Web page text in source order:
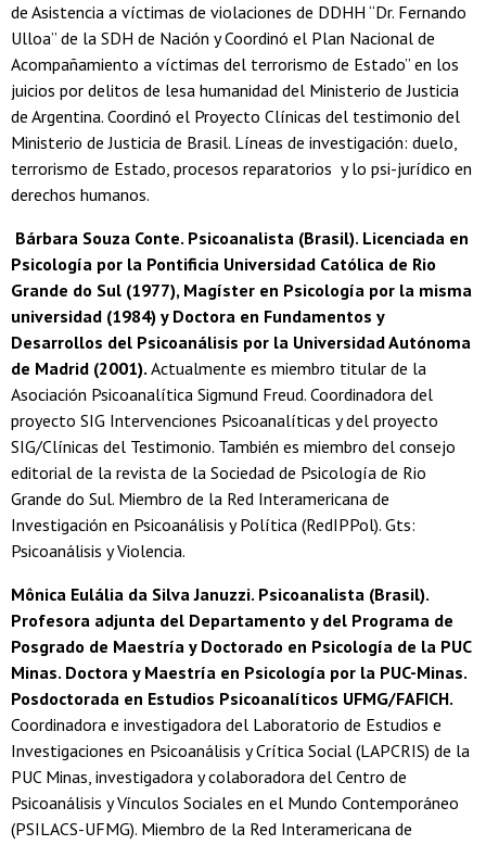
de Asistencia a víctimas de violaciones de DDHH “Dr. Fernando
Ulloa” de la SDH de Nación y Coordinó el Plan Nacional de
Acompañamiento a víctimas del terrorismo de Estado” en los
juicios por delitos de lesa humanidad del Ministerio de Justicia
de Argentina. Coordinó el Proyecto Clínicas del testimonio del
Ministerio de Justicia de Brasil. Líneas de investigación: duelo,
terrorismo de Estado, procesos reparatorios y lo psi-jurídico en
derechos humanos.
Bárbara Souza Conte. Psicoanalista (Brasil). Licenciada en
Psicología por la Pontificia Universidad Católica de Rio
Grande do Sul (1977), Magíster en Psicología por la misma
universidad (1984) y Doctora en Fundamentos y
Desarrollos del Psicoanálisis por la Universidad Autónoma
de Madrid (2001). Actualmente es miembro titular de la
Asociación Psicoanalítica Sigmund Freud. Coordinadora del
proyecto SIG Intervenciones Psicoanalíticas y del proyecto
SIG/Clínicas del Testimonio. También es miembro del consejo
editorial de la revista de la Sociedad de Psicología de Rio
Grande do Sul. Miembro de la Red Interamericana de
Investigación en Psicoanálisis y Política (RedIPPol). Gts:
Psicoanálisis y Violencia.
Mônica Eulália da Silva Januzzi. Psicoanalista (Brasil).
Profesora adjunta del Departamento y del Programa de
Posgrado de Maestría y Doctorado en Psicología de la PUC
Minas. Doctora y Maestría en Psicología por la PUC-Minas.
Posdoctorada en Estudios Psicoanalíticos UFMG/FAFICH.
Coordinadora e investigadora del Laboratorio de Estudios e
Investigaciones en Psicoanálisis y Crítica Social (LAPCRIS) de la
PUC Minas, investigadora y colaboradora del Centro de
Psicoanálisis y Vínculos Sociales en el Mundo Contemporáneo
(PSILACS-UFMG). Miembro de la Red Interamericana de